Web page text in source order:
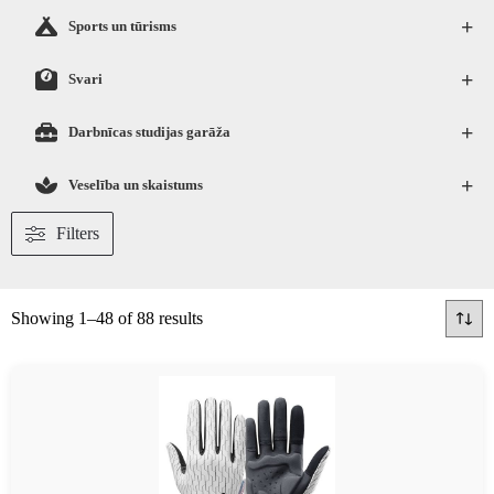
+
Sports un tūrisms
+
Svari
+
Darbnīcas studijas garāža
+
Veselība un skaistums
Filters
Showing 1–48 of 88 results